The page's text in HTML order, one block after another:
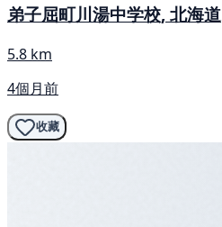
弟子屈町川湯中学校, 北海道
5.8 km
4個月前
收藏